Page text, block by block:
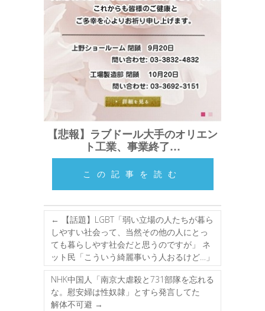
【悲報】ラブドール大手のオリエン
ト工業、事業終了…
この記事を読む
←
【話題】LGBT「弱い立場の人たちが暮ら
しやすい社会って、当然その他の人にとっ
ても暮らしやす社会だと思うのですが」 ネ
ット民「こういう綺麗事いう人おるけど…」
NHK中国人「南京大虐殺と731部隊を忘れる
な。慰安婦は性奴隷」とすら発言してた
解体不可避 →